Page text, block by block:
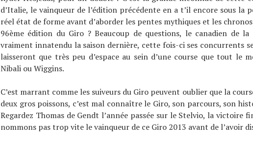
d’Italie, le vainqueur de l’édition précédente en a t’il encore sous la
réel état de forme avant d’aborder les pentes mythiques et les
96ème édition du Giro ? Beaucoup de questions, le canadien de
vraiment innatendu la saison dernière, cette fois-ci ses concurrents
laisseront que très peu d’espace au sein d’une course que tout le
Nibali ou Wiggins.
C’est marrant comme les suiveurs du Giro peuvent oublier que la
deux gros poissons, c’est mal connaître le Giro, son parcours, son
Regardez Thomas de Gendt l’année passée sur le Stelvio, la victoire
nommons pas trop vite le vainqueur de ce Giro 2013 avant de l’avoir